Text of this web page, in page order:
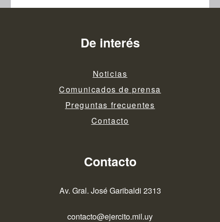
De interés
Noticias
Comunicados de prensa
Preguntas frecuentes
Contacto
Contacto
Av. Gral. José Garibaldi 2313
contacto@ejercito.mil.uy